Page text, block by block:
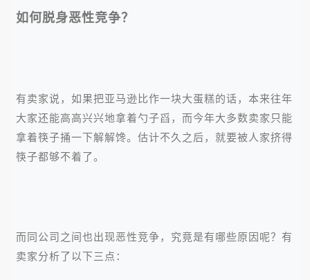
如何脱身恶性竞争？
有卖家说，如果把亚马逊比作一块大蛋糕的话，本来往年
大家还能高高兴兴地拿着勺子舀，而今年大多数卖家只能
拿着筷子捅一下解解馋。估计不久之后，就要被人家挤得
筷子都够不着了。
而同公司之间也出现恶性竞争，究竟是有哪些原因呢？有
卖家分析了以下三点：